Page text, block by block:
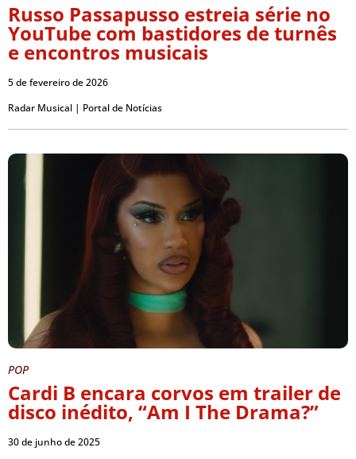
Russo Passapusso estreia série no
YouTube com bastidores de turnês
e encontros musicais
5 de fevereiro de 2026
Radar Musical | Portal de Notícias
POP
Cardi B encara corvos em trailer de
disco inédito, “Am I The Drama?”
30 de junho de 2025